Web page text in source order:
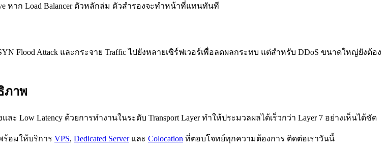
หาก Load Balancer ตัวหลักล่ม ตัวสำรองจะทำหน้าที่แทนทันที
Flood Attack และกระจาย Traffic ไปยังหลายเซิร์ฟเวอร์เพื่อลดผลกระทบ แต่สำหรับ DDoS ขนาดใหญ่ยังต้อง
ภาพ
ละ Low Latency ด้วยการทำงานในระดับ Transport Layer ทำให้ประมวลผลได้เร็วกว่า Layer 7 อย่างเห็นได้ชัด
ร้อมให้บริการ VPS, Dedicated Serverและ Colocation ที่ตอบโจทย์ทุกความต้องการ ติดต่อเราวันนี้